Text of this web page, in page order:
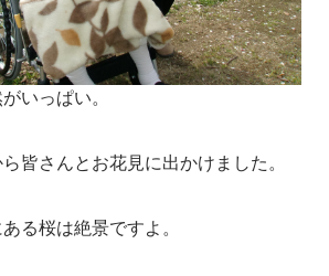
いっぱい。
皆さんとお花見に出かけました。
る桜は絶景ですよ。